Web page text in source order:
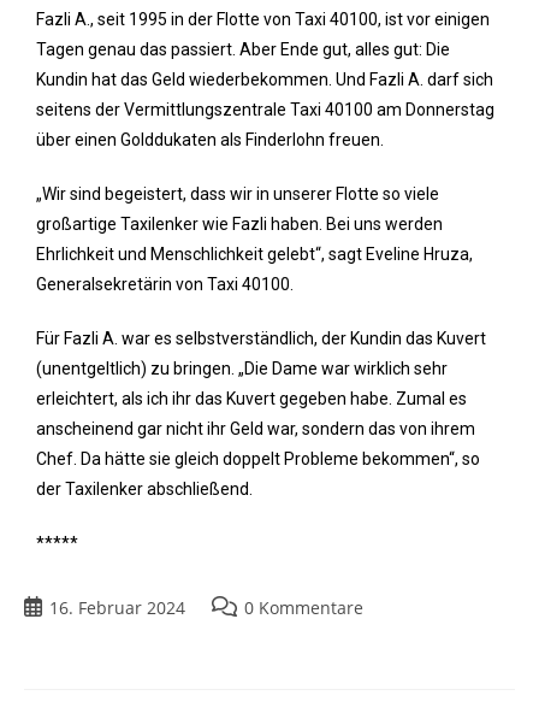
Fazli A., seit 1995 in der Flotte von Taxi 40100, ist vor einigen
Tagen genau das passiert. Aber Ende gut, alles gut: Die
Kundin hat das Geld wiederbekommen. Und Fazli A. darf sich
seitens der Vermittlungszentrale Taxi 40100 am Donnerstag
über einen Golddukaten als Finderlohn freuen.
„Wir sind begeistert, dass wir in unserer Flotte so viele
großartige Taxilenker wie Fazli haben. Bei uns werden
Ehrlichkeit und Menschlichkeit gelebt“, sagt Eveline Hruza,
Generalsekretärin von Taxi 40100.
Für Fazli A. war es selbstverständlich, der Kundin das Kuvert
(unentgeltlich) zu bringen. „Die Dame war wirklich sehr
erleichtert, als ich ihr das Kuvert gegeben habe. Zumal es
anscheinend gar nicht ihr Geld war, sondern das von ihrem
Chef. Da hätte sie gleich doppelt Probleme bekommen“, so
der Taxilenker abschließend.
*****
16. Februar 2024 0 Kommentare